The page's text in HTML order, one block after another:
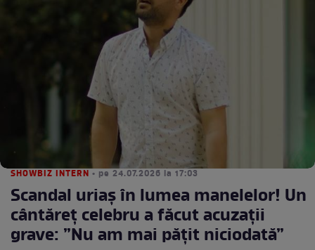
SHOWBIZ INTERN • pe 24.07.2026 la 17:03
Scandal uriaș în lumea manelelor! Un
cântăreț celebru a făcut acuzații
grave: ”Nu am mai pățit niciodată”